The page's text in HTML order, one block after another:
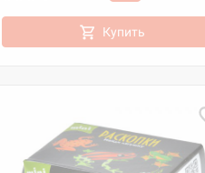
Купить